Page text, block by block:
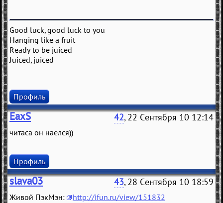
Good luck, good luck to you
Hanging like a fruit
Ready to be juiced
Juiced, juiced
Профиль
EaxS 42, 22 Сентября 10 12:14
читаса он наелся))
Профиль
slava03 43, 28 Сентября 10 18:59
Живой ПэкМэн: http://ifun.ru/view/151832